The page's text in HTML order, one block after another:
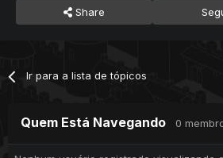
Share
Ir para a lista de tópicos
Quem Está Navegando 0